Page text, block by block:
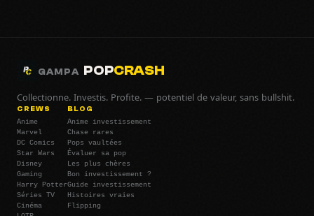
GAMPA POPCRASH
Collectionne. Investis. Profite. — potentiel de valeur, sans bullshit.
CREWS
Anime
Marvel
DC Comics
Star Wars
Disney
Gaming
Harry Potter
Séries TV
Cinéma
BLOG
Anime investissement
Chase rares
Pops vaultées
Évaluer sa pop
Les plus chères
Bon investissement ?
Guide investissement
Histoires vraies
Flipping